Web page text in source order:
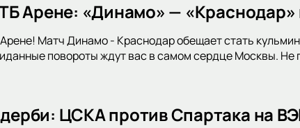
Арене: «Динамо» — «Краснодар»
Матч Динамо - Краснодар обещает стать
повороты ждут вас в самом сердце Москвы. Не
ЦСКА против Спартака на